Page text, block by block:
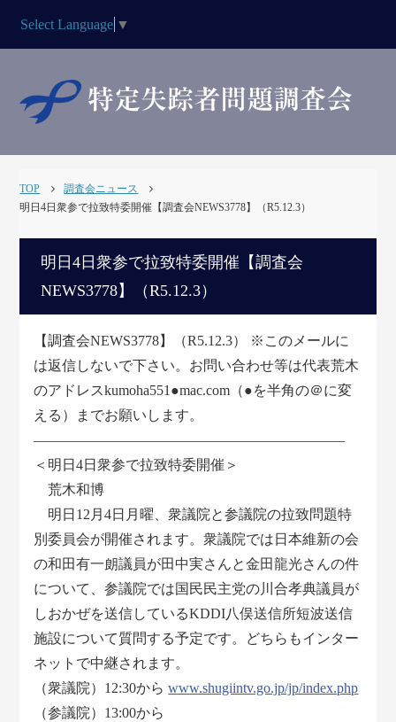
Select Language ▼
TOP
調査会ニュース
明日4日衆参で拉致特委開催【調査会NEWS3778】（R5.12.3）
明日4日衆参で拉致特委開催【調査会
NEWS3778】（R5.12.3）
【調査会NEWS3778】（R5.12.3） ※このメールに
は返信しないで下さい。お問い合わせ等は代表荒木
のアドレスkumoha551●mac.com（●を半角の＠に変
える）までお願いします。
――――――――――――――――――――――
＜明日4日衆参で拉致特委開催＞
荒木和博
明日12月4日月曜、衆議院と参議院の拉致問題特
別委員会が開催されます。衆議院では日本維新の会
の和田有一朗議員が田中実さんと金田龍光さんの件
について、参議院では国民民主党の川合孝典議員が
しおかぜを送信しているKDDI八俣送信所短波送信
施設について質問する予定です。どちらもインター
ネットで中継されます。
（衆議院）12:30からwww.shugiintv.go.jp/jp/index.php
（参議院）13:00から